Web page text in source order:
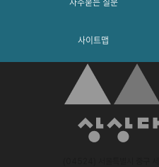
자주묻는 질문
사이트맵